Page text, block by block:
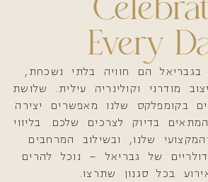
Every
בגבריאל הם חוויה בלתי נשכחת,
מודרני וקולינריה עילית. שלושת
בקומפלקס שלנו מאפשרים יצירה
בדיוק לצרכים שלכם. בליווי
שלנו, ובשילוב המרחבים
של גבריאל – נוכל להרים
בכל סגנון שתרצו.